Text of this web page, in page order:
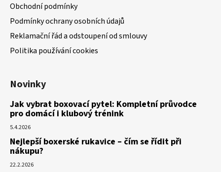
Obchodní podmínky
Podmínky ochrany osobních údajů
Reklamační řád a odstoupení od smlouvy
Politika používání cookies
Novinky
Jak vybrat boxovací pytel: Kompletní průvodce
pro domácí i klubový trénink
5.4.2026
Nejlepší boxerské rukavice – čím se řídit při
nákupu?
22.2.2026